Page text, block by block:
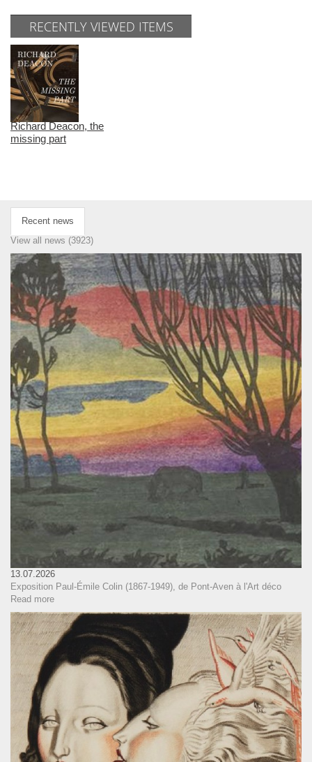
RECENTLY VIEWED ITEMS
Richard Deacon, the
missing part
Recent news
View all news (3923)
13.07.2026
Exposition Paul-Émile Colin (1867-1949), de Pont-Aven à l'Art déco
Read more